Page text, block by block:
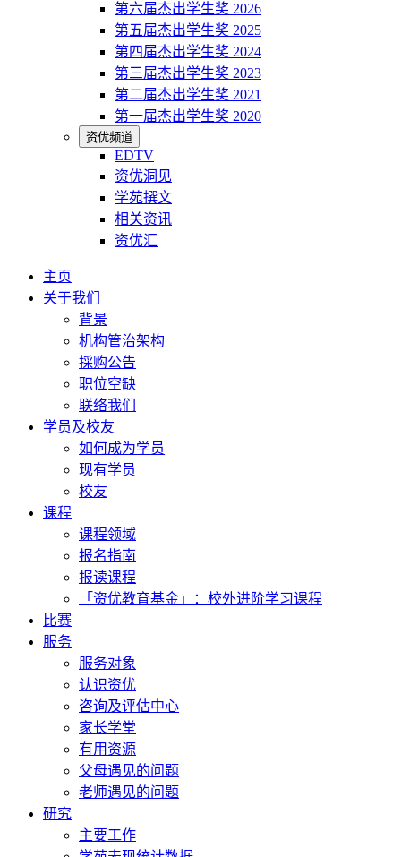
第六届杰出学生奖 2026
第五届杰出学生奖 2025
第四届杰出学生奖 2024
第三届杰出学生奖 2023
第二届杰出学生奖 2021
第一届杰出学生奖 2020
资优频道
EDTV
资优洞见
学苑撰文
相关资讯
资优汇
主页
关于我们
背景
机构管治架构
採购公告
职位空缺
联络我们
学员及校友
如何成为学员
现有学员
校友
课程
课程领域
报名指南
报读课程
「资优教育基金」：校外进阶学习课程
比赛
服务
服务对象
认识资优
咨询及评估中心
家长学堂
有用资源
父母遇见的问题
老师遇见的问题
研究
主要工作